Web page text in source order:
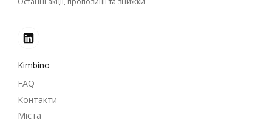
Kimbino
FAQ
Контакти
Міста